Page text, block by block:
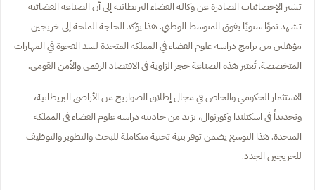
تشير الإحصائيات الصادرة عن وكالة الفضاء البريطانية إلى أن الصناعة الفضائية
تشهد نموًا سنويًا يفوق المتوسط الوطني. هذا يؤكد الحاجة الملحة إلى خريجين
مؤهلين من برامج دراسة علوم الفضاء في المملكة المتحدة لسد الفجوة في المهارات
المتخصصة. تُعتبر هذه الصناعة حجر الزاوية في الاقتصاد الرقمي والأمن القومي.
الاستثمار الحكومي والخاص في مجال إطلاق الصواريخ من الأراضي البريطانية،
وتحديداً في اسكتلندا وكورنوال، يزيد من جاذبية دراسة علوم الفضاء في المملكة
المتحدة. هذا التوسع يضمن توفر بنية تحتية متكاملة للبحث والتطوير والتوظيف
للخريجين الجدد.